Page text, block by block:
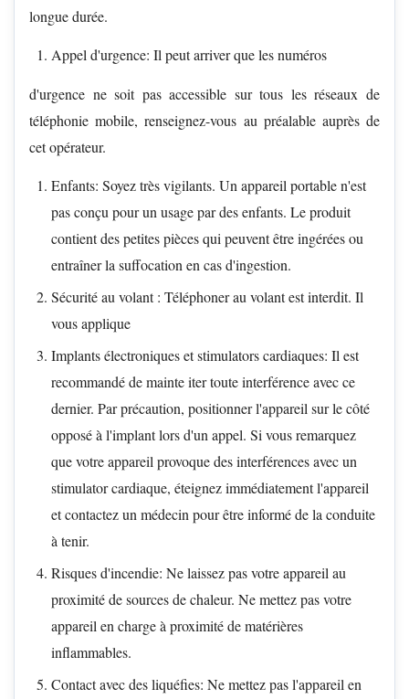
longue durée.
Appel d'urgence: Il peut arriver que les numéros
d'urgence ne soit pas accessible sur tous les réseaux de
téléphonie mobile, renseignez-vous au préalable auprès de
cet opérateur.
Enfants: Soyez très vigilants. Un appareil portable n'est
pas conçu pour un usage par des enfants. Le produit
contient des petites pièces qui peuvent être ingérées ou
entraîner la suffocation en cas d'ingestion.
Sécurité au volant : Téléphoner au volant est interdit. Il
vous applique
Implants électroniques et stimulators cardiaques: Il est
recommandé de mainte iter toute interférence avec ce
dernier. Par précaution, positionner l'appareil sur le côté
opposé à l'implant lors d'un appel. Si vous remarquez
que votre appareil provoque des interférences avec un
stimulator cardiaque, éteignez immédiatement l'appareil
et contactez un médecin pour être informé de la conduite
à tenir.
Risques d'incendie: Ne laissez pas votre appareil au
proximité de sources de chaleur. Ne mettez pas votre
appareil en charge à proximité de matérières
inflammables.
Contact avec des liquéfies: Ne mettez pas l'appareil en